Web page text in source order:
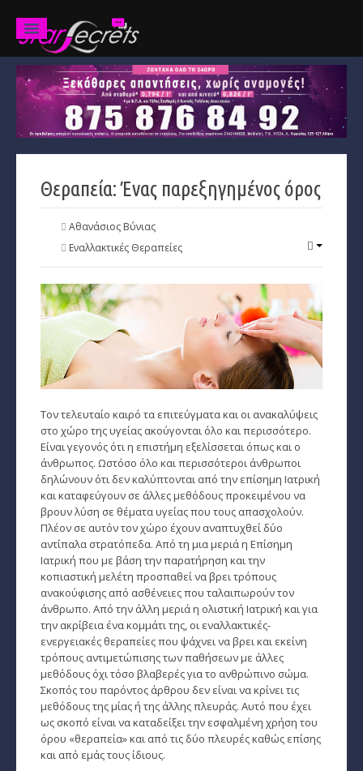
Προβλέψεις
Χαρακτηριστικά
Καρκίνος
Παρθένος
Σκορπιός
Αιγόκερως
Υδροχόος
Ινδιάνικο Ωροσκόπιο
Κέλτικο Ωροσκόπιο
Κινέζικο Ωροσκόπιο
Ερωτική Συναστρία
Εύρεση Ωροσκόπου
Θεραπεία: Ένας παρεξηγημένος όρος
Αθανάσιος Βύνιας
Εναλλακτικές Θεραπείες
Τον τελευταίο καιρό τα επιτεύγματα και οι ανακαλύψεις
στο χώρο της υγείας ακούγονται όλο και περισσότερο.
Είναι γεγονός ότι η επιστήμη εξελίσσεται όπως και ο
άνθρωπος. Ωστόσο όλο και περισσότεροι άνθρωποι
δηλώνουν ότι δεν καλύπτονται από την επίσημη Ιατρική
και καταφεύγουν σε άλλες μεθόδους προκειμένου να
βρουν λύση σε θέματα υγείας που τους απασχολούν.
Πλέον σε αυτόν τον χώρο έχουν αναπτυχθεί δύο
αντίπαλα στρατόπεδα. Από τη μια μεριά η Επίσημη
Ιατρική που με βάση την παρατήρηση και την
κοπιαστική μελέτη προσπαθεί να βρει τρόπους
ανακούφισης από ασθένειες που ταλαιπωρούν τον
άνθρωπο. Από την άλλη μεριά η ολιστική Ιατρική και για
την ακρίβεια ένα κομμάτι της, οι εναλλακτικές-
ενεργειακές θεραπείες που ψάχνει να βρει και εκείνη
τρόπους αντιμετώπισης των παθήσεων με άλλες
μεθόδους όχι τόσο βλαβερές για το ανθρώπινο σώμα.
Σκοπός του παρόντος άρθρου δεν είναι να κρίνει τις
μεθόδους της μίας ή της άλλης πλευράς. Αυτό που έχει
ως σκοπό είναι να καταδείξει την εσφαλμένη χρήση του
όρου «θεραπεία» και από τις δύο πλευρές καθώς επίσης
και από εμάς τους ίδιους.